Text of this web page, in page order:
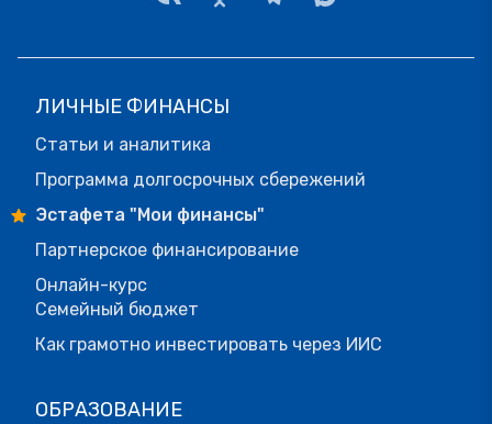
ЛИЧНЫЕ ФИНАНСЫ
Статьи и аналитика
Программа долгосрочных сбережений
Эстафета "Мои финансы"
Партнерское финансирование
Онлайн-курс
Семейный бюджет
Как грамотно инвестировать через ИИС
ОБРАЗОВАНИЕ